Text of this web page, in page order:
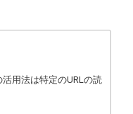
用法は特定のURLの読